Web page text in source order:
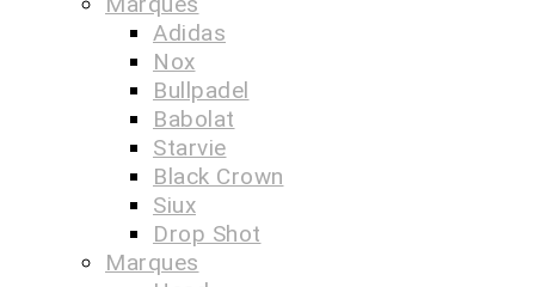
Adidas
Nox
Bullpadel
Babolat
Starvie
Black Crown
Siux
Drop Shot
Marques